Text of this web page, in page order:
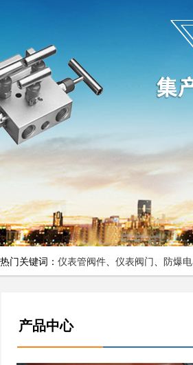
热门关键词： 仪表管阀件、 仪表阀门 、 防爆
产品中心